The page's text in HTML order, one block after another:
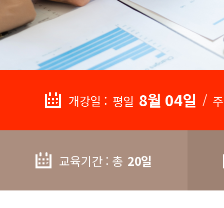
개강일 : 평일 8월 04일 /
교육기간 : 총 20일